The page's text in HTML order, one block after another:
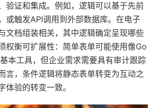
验证和集成。例如，逻辑可以基于先前
或触发API调用到外部数据库。在电子
文档组装相关，其中逻辑确定呈现哪些
权衡可扩展性：简单表单可能使用像Go
本工具，但企业需求需要具有审计跟踪
言，条件逻辑将静态表单转变为互动之
体验的转变一致。